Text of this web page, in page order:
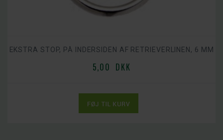
EKSTRA STOP, PÅ INDERSIDEN AF RETRIEVERLINEN, 6 MM
5,00 DKK